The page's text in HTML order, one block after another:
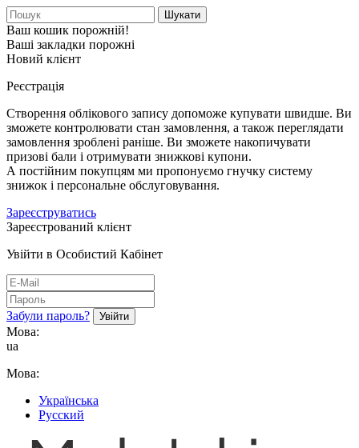
Шукати
Ваш кошик порожній!
Ваші закладки порожні
Новий клієнт
Реєстрація
Створення облікового запису допоможе купувати швидше. Ви
зможете контролювати стан замовлення, а також переглядати
замовлення зроблені раніше. Ви зможете накопичувати
призові бали і отримувати знижкові купони.
А постійним покупцям ми пропонуємо гнучку систему
знижок і персональне обслуговування.
Зареєструватись
Зареєстрований клієнт
Увійти в Особистий Кабінет
Забули пароль?
Мова:
ua
Мова:
Українська
Русский